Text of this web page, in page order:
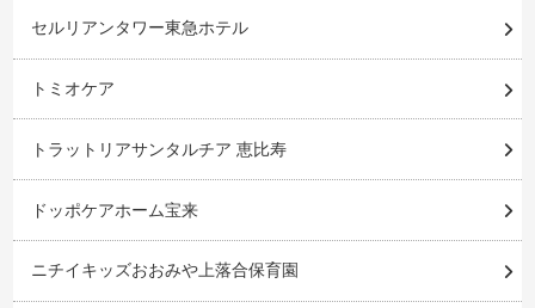
セルリアンタワー東急ホテル
トミオケア
トラットリアサンタルチア 恵比寿
ドッポケアホーム宝来
ニチイキッズおおみや上落合保育園